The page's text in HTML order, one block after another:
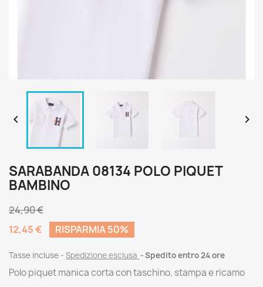
 
SARABANDA 08134 POLO PIQUET
BAMBINO
24,90 €
12,45 €
RISPARMIA 50%
Tasse incluse Spedizione esclusa Spedito entro 24 ore
Polo piquet manica corta con taschino, stampa e ricamo